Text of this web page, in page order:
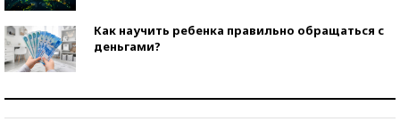
Как научить ребенка правильно обращаться с
деньгами?